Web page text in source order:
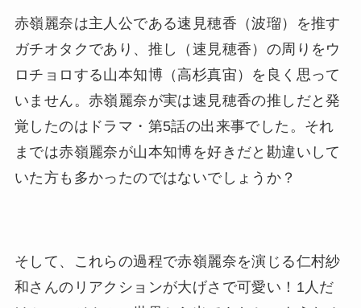
赤嶺麗奈は主人公である速見穂香（波瑠）を推す
ガチオタクであり、推し（速見穂香）の周りをウ
ロチョロする山本知博（高杉真宙）を良く思って
いません。赤嶺麗奈が実は速見穂香の推しだと発
覚したのはドラマ・第5話の出来事でした。それ
までは赤嶺麗奈が山本知博を好きだと勘違いして
いた方も多かったのではないでしょうか？
そして、これらの過程で赤嶺麗奈を演じる仁村紗
和さんのリアクションが大げさで可愛い！1人だ